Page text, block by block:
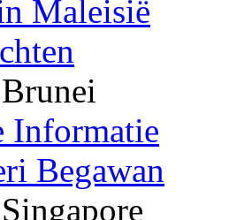
Maleisië
Informatie
Begawan